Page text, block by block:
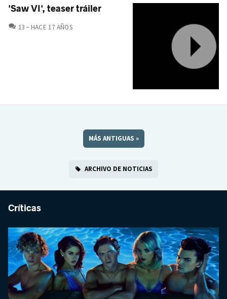
'Saw VI', teaser tráiler
13 COMENTARIOS
HACE 17 AÑOS
MÁS ANTIGUAS »
ARCHIVO DE NOTICIAS
Críticas